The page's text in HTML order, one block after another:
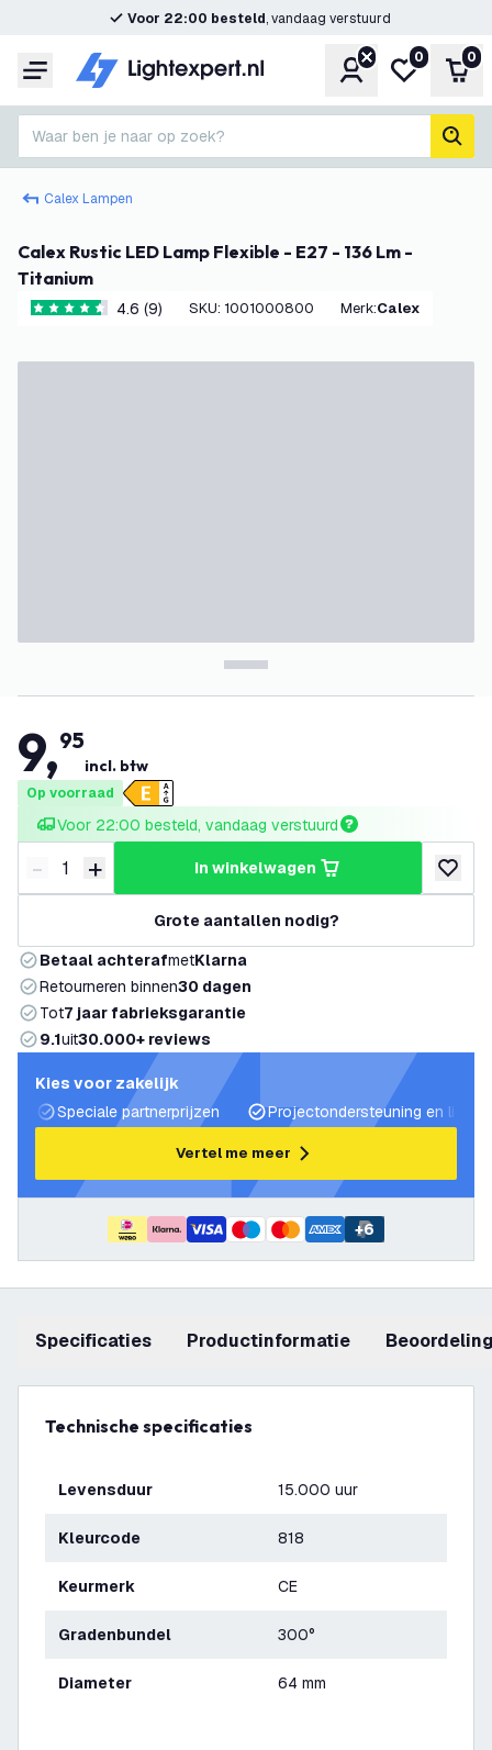
Voor 22:00 besteld, vandaag verstuurd
Menu Account
Mijn
0 0
Waar ben je naar op zoek?
Calex Lampen
Calex Rustic LED Lamp Flexible - E27 - 136 Lm -
Titanium
4.6 score sterren
4.6 (9) SKU: 1001000800 Merk: Calex
9,95
incl. btw
Op voorraad
Voor 22:00 besteld, vandaag verstuurd
Verminder hoeveelheid
- Verhoog hoeveelheid
+ in winkelwagen
Grote aantallen nodig?
Betaal achterafmetKlarna
Retourneren binnen30 dagen
Tot7 jaar fabrieksgarantie
9.1uit30.000+ reviews
Kies voor zakelijk
Speciale partnerprijzen
Projectondersteuning en
Vertel me meer
+6
Specificaties productinformatie
Technische specificaties
Levensduur 15.000 uur
Kleurcode 818
Keurmerk CE
Gradenbundel 300°
Diameter 64 mm